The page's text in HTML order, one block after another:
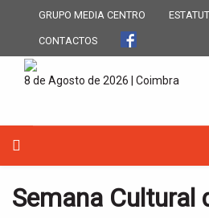
GRUPO MEDIA CENTRO
CONTACTOS
8 de Agosto de 2026 | Coimbra
Semana Cultural